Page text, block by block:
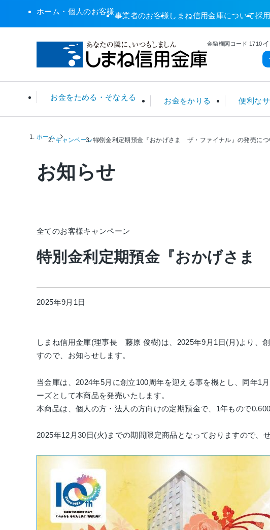
ホーム・個人のお客様事業者のお客様 しまね信用金庫について採
金融機関コード 1710
お金をためる・そなえる
普通預金・総合口座 定期預金
投資信託
お金をかりる
住宅ローン リフォームローン
カーローン
便利な
ATM関連サービス 店舗・ATM
その他サービス
年金無料相談 税務相談
住宅ローンシミュレータ
預金金利 一覧 ローン金利 一覧
ホームキャンペーン特別金利定期預金『おかげさま ザ・ファイナル』の発売につ
お知らせ
全てのお客様キャンペーン
特別金利定期預金『おかげさま
2025年9月1日
しまね信用金庫(理事長 藤原 俊樹)は、 2025年9 月 1 日(月 )より、
すので、お知らせします。
当金庫は、 2024年5月に創立100周年を迎える事を機とし、同年1
ーズとして本商品を発売いたします。
本商品は、個人の方・法人の方向けの定期預金で、 1年もので0.600
2025年12 月30日(火) までの期間限定商品となっておりますので、